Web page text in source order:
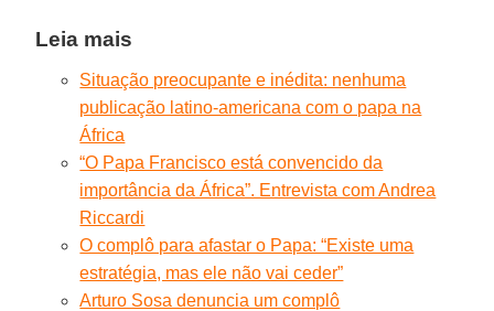
Leia mais
Situação preocupante e inédita: nenhuma
publicação latino-americana com o papa na
África
“O Papa Francisco está convencido da
importância da África”. Entrevista com Andrea
Riccardi
O complô para afastar o Papa: “Existe uma
estratégia, mas ele não vai ceder”
Arturo Sosa denuncia um complô